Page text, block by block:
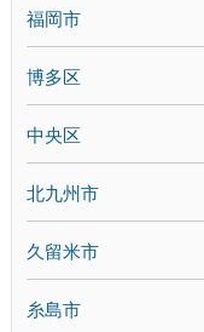
福岡市
博多区
中央区
北九州市
久留米市
糸島市